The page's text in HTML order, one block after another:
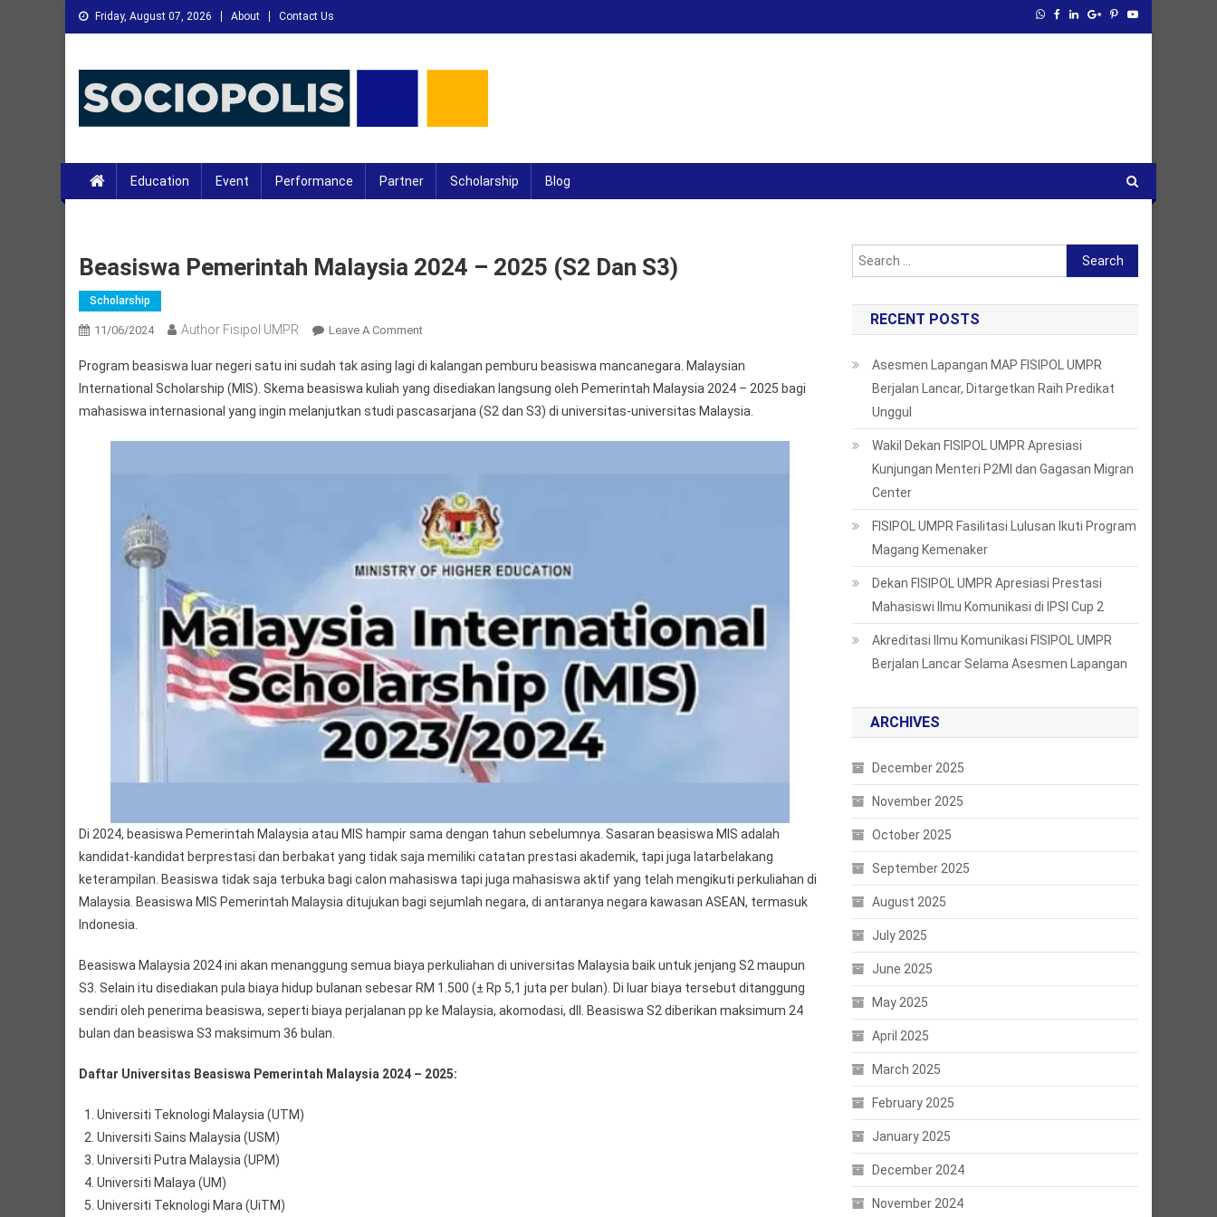
Skip
to
Friday, August 07, 2026 About Contact Us
Education Event Performance Partner Scholarship Blog
Beasiswa Pemerintah Malaysia 2024 – 2025 (S2 Dan S3)
Scholarship
11/06/2024 Author Fisipol UMPR Leave A CommentOn
Pemerintah
Malaysia
2024
Dan
S3)
Program beasiswa luar negeri satu ini sudah tak asing lagi di kalangan pemburu beasiswa mancanegara. Malaysian
International Scholarship (MIS). Skema beasiswa kuliah yang disediakan langsung oleh Pemerintah Malaysia 2024 – 2025 bagi
mahasiswa internasional yang ingin melanjutkan studi pascasarjana (S2 dan S3) di universitas-universitas Malaysia.
Di 2024, beasiswa Pemerintah Malaysia atau MIS hampir sama dengan tahun sebelumnya. Sasaran beasiswa MIS adalah
kandidat-kandidat berprestasi dan berbakat yang tidak saja memiliki catatan prestasi akademik, tapi juga latarbelakang
keterampilan. Beasiswa tidak saja terbuka bagi calon mahasiswa tapi juga mahasiswa aktif yang telah mengikuti perkuliahan di
Malaysia. Beasiswa MIS Pemerintah Malaysia ditujukan bagi sejumlah negara, di antaranya negara kawasan ASEAN, termasuk
Indonesia.
Beasiswa Malaysia 2024 ini akan menanggung semua biaya perkuliahan di universitas Malaysia baik untuk jenjang S2 maupun
S3. Selain itu disediakan pula biaya hidup bulanan sebesar RM 1.500 (± Rp 5,1 juta per bulan). Di luar biaya tersebut ditanggung
sendiri oleh penerima beasiswa, seperti biaya perjalanan pp ke Malaysia, akomodasi, dll. Beasiswa S2 diberikan maksimum 24
bulan dan beasiswa S3 maksimum 36 bulan.
Daftar Universitas Beasiswa Pemerintah Malaysia 2024 – 2025:
Universiti Teknologi Malaysia (UTM)
Universiti Sains Malaysia (USM)
Universiti Putra Malaysia (UPM)
Universiti Malaya (UM)
Universiti Teknologi Mara (UiTM)
Search
for:
RECENT POSTS
Asesmen Lapangan MAP FISIPOL UMPR
Berjalan Lancar, Ditargetkan Raih Predikat
Unggul
Wakil Dekan FISIPOL UMPR Apresiasi
Kunjungan Menteri P2MI dan Gagasan Migran
Center
FISIPOL UMPR Fasilitasi Lulusan Ikuti Program
Magang Kemenaker
Dekan FISIPOL UMPR Apresiasi Prestasi
Mahasiswi Ilmu Komunikasi di IPSI Cup 2
Akreditasi Ilmu Komunikasi FISIPOL UMPR
Berjalan Lancar Selama Asesmen Lapangan
ARCHIVES
December 2025
November 2025
October 2025
September 2025
August 2025
July 2025
June 2025
May 2025
April 2025
March 2025
February 2025
January 2025
December 2024
November 2024